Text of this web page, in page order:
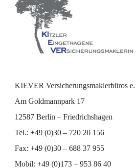
KIEVER Versicherungsmaklerbüros
Am Goldmannpark 17
12587 Berlin – Friedrichshagen
Tel.: +49 (0)30 – 720 20 156
Fax: +49 (0)30 – 688 37 955
Mobil: +49 (0)173 – 953 86 40